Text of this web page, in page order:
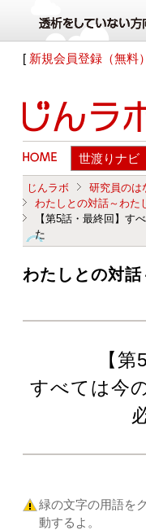
[ 新規会員登録（無料
じんラボ
研究員のは
わたしとの対話～わた
【第5話・最終回】す
た
わたしとの対
【
すべては今
緑の文字の用語を
動するよ。